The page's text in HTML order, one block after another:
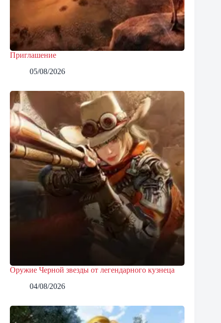
Приглашение
05/08/2026
Оружие Черной звезды от легендарного кузнеца
04/08/2026